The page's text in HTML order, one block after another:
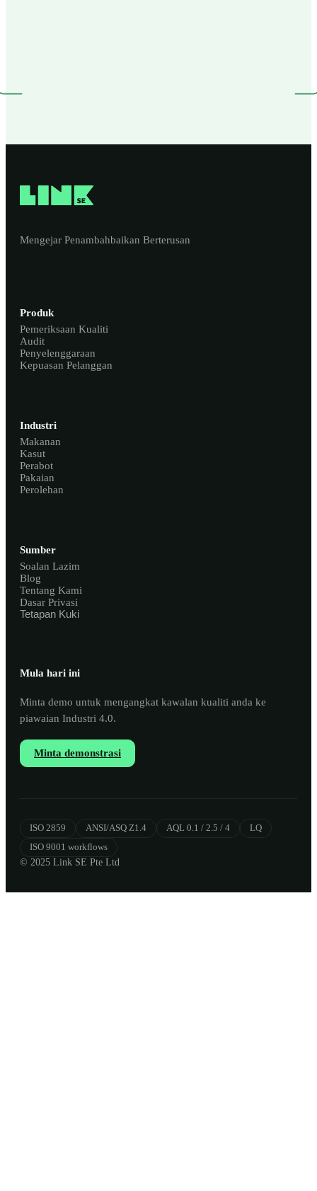
Mengejar Penambahbaikan Berterusan
Produk
Pemeriksaan Kualiti
Audit
Penyelenggaraan
Kepuasan Pelanggan
Industri
Makanan
Kasut
Perabot
Pakaian
Perolehan
Sumber
Soalan Lazim
Blog
Tentang Kami
Dasar Privasi
Tetapan Kuki
Mula hari ini
Minta demo untuk mengangkat kawalan kualiti anda ke
piawaian Industri 4.0.
Minta demonstrasi
ISO 2859 ANSI/ASQ Z1.4 AQL 0.1 / 2.5 / 4
LQ
ISO 9001 workflows
© 2025 Link SE Pte Ltd